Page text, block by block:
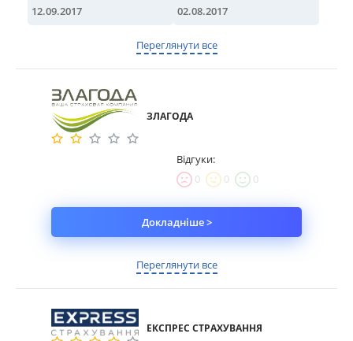
галузі у $200 млрд
12.09.2017 02.08.2017
Переглянути все
ЗЛАГОДА
Відгуки:
0
0 0
Докладніше >
Переглянути все
ЕКСПРЕС СТРАХУВАННЯ